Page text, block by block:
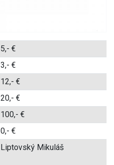
5,- €
3,- €
12,- €
20,- €
100,- €
0,- €
Liptovský Mikuláš